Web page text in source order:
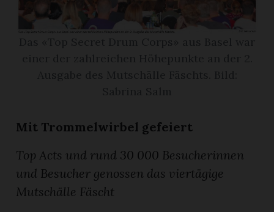
App
Bremgarten
Mit Trommelwirbel gefeiert
Top Acts und rund 30 000 Besucherinnen
und Besucher genossen das viertägige
Mutschälle Fäscht